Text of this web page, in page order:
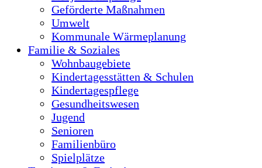
Geförderte Maßnahmen
Umwelt
Kommunale Wärmeplanung
Familie & Soziales
Wohnbaugebiete
Kindertagesstätten & Schulen
Kindertagespflege
Gesundheitswesen
Jugend
Senioren
Familienbüro
Spielplätze